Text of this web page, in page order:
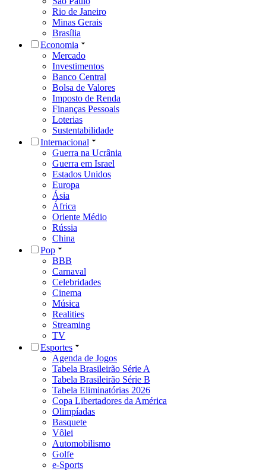
Rio de Janeiro
Minas Gerais
Brasília
Economia
Mercado
Investimentos
Banco Central
Bolsa de Valores
Imposto de Renda
Finanças Pessoais
Loterias
Sustentabilidade
Internacional
Guerra na Ucrânia
Guerra em Israel
Estados Unidos
Europa
Ásia
África
Oriente Médio
Rússia
China
Pop
BBB
Carnaval
Celebridades
Cinema
Música
Realities
Streaming
TV
Esportes
Agenda de Jogos
Tabela Brasileirão Série A
Tabela Brasileirão Série B
Tabela Eliminatórias 2026
Copa Libertadores da América
Olimpíadas
Basquete
Vôlei
Automobilismo
Golfe
e-Sports